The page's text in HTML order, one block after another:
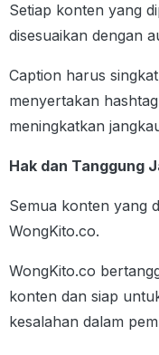
Setiap konten yang
disesuaikan dengan
Caption harus
menyertakan
meningkatkan
Hak dan Tanggung
Semua konten yang
WongKito.co.
WongKito.co
konten dan siap
kesalahan dalam